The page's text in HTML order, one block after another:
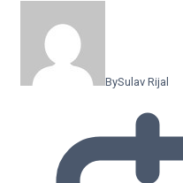
BySulav Rijal